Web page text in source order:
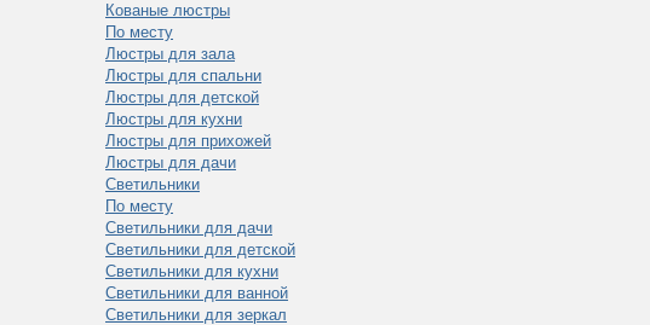
Кованые люстры
По месту
Люстры для зала
Люстры для спальни
Люстры для детской
Люстры для кухни
Люстры для прихожей
Люстры для дачи
Светильники
По месту
Светильники для дачи
Светильники для детской
Светильники для кухни
Светильники для ванной
Светильники для зеркал